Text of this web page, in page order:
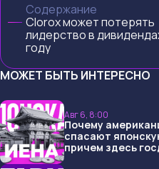
Содержание
Clorox может потерять
лидерство в
году
МОЖЕТ БЫТЬ ИНТЕРЕСНО
Авг 6, 8:00
Почему
спасают
причем здесь